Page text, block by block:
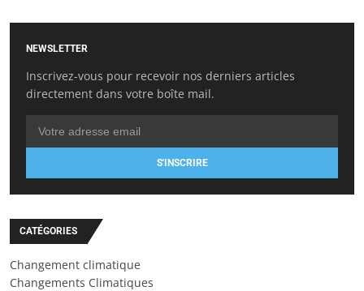
NEWSLETTER
Inscrivez-vous pour recevoir nos derniers articles
directement dans votre boîte mail.
S'INSCRIRE
CATÉGORIES
Changement climatique
Changements Climatiques